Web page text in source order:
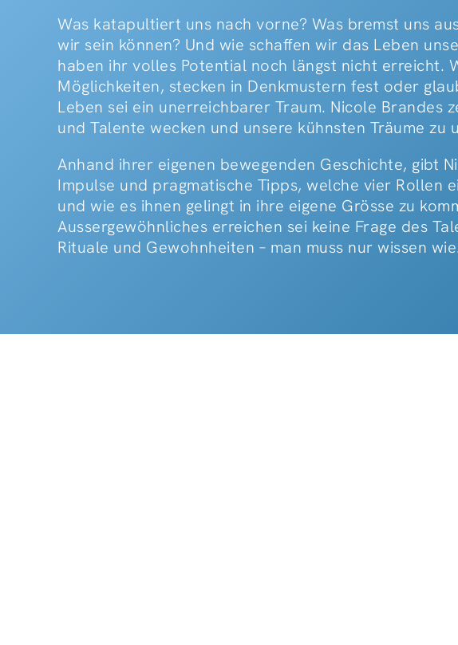
Was katapultiert uns nach vorne? Was bremst uns
wir sein können? Und wie schaffen wir das Leben
haben ihr volles Potential noch längst nicht erreicht.
Möglichkeiten, stecken in Denkmustern fest oder
Leben sei ein unerreichbarer Traum. Nicole Brandes
und Talente wecken und unsere kühnsten Träume zu
Anhand ihrer eigenen bewegenden Geschichte, gibt
Impulse und pragmatische Tipps, welche vier Rollen
und wie es ihnen gelingt in ihre eigene Grösse zu
Aussergewöhnliches erreichen sei keine Frage des
Rituale und Gewohnheiten – man muss nur wissen